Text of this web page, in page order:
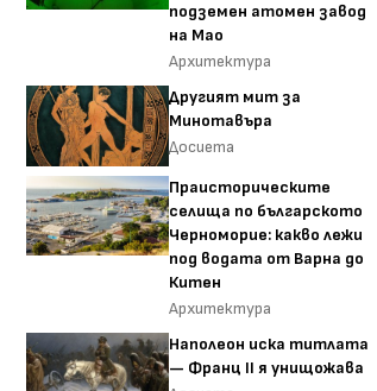
подземен атомен завод
на Мао
Архитектура
Другият мит за
Минотавъра
Досиета
Праисторическите
селища по българското
Черноморие: какво лежи
под водата от Варна до
Китен
Архитектура
Наполеон иска титлата
— Франц II я унищожава